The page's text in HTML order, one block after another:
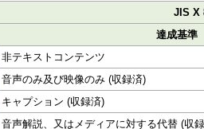
JIS X
達成基準
非テキストコンテンツ
音声のみ及び映像のみ (収録済)
キャプション (収録済)
音声解説、又はメディアに対する代替 (収